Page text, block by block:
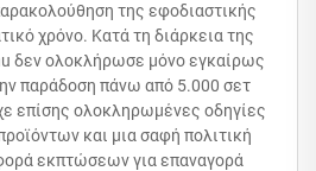
της εφοδιαστικής
χρόνο. Κατά τη διάρκεια της
δεν ολοκλήρωσε μόνο εγκαίρως
παράδοση πάνω από 5.000 σετ
επίσης ολοκληρωμένες οδηγίες
και μια σαφή πολιτική
εκπτώσεων για επαναγορά